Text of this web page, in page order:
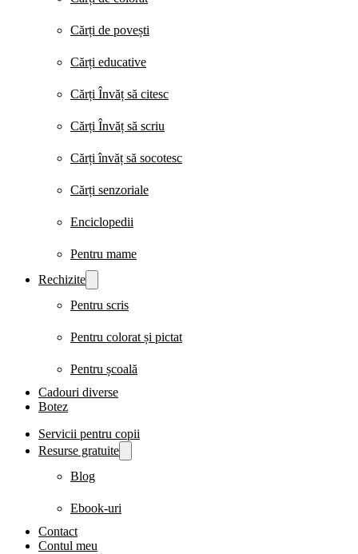
Cărți de povești
Cărți educative
Cărți Învăț să citesc
Cărți Învăț să scriu
Cărți învăț să socotesc
Cărți senzoriale
Enciclopedii
Pentru mame
Rechizite
Pentru scris
Pentru colorat și pictat
Pentru școală
Cadouri diverse
Botez
Servicii pentru copii
Resurse gratuite
Blog
Ebook-uri
Contact
Contul meu